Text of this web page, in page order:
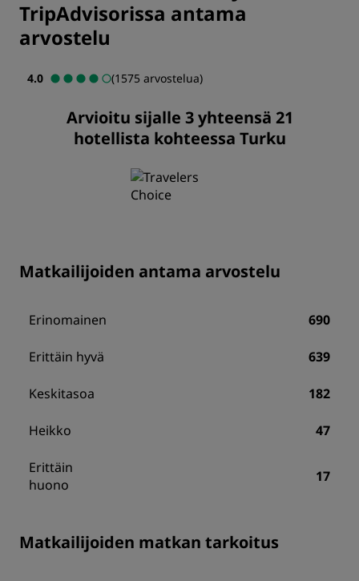
TripAdvisorissa antama
arvostelu
4.0 (1575 arvostelua)
Arvioitu sijalle 3 yhteensä 21
hotellista kohteessa Turku
Matkailijoiden antama arvostelu
Erinomainen 690
Erittäin hyvä 639
Keskitasoa 182
Heikko 47
Erittäin
huono
17
Matkailijoiden matkan tarkoitus